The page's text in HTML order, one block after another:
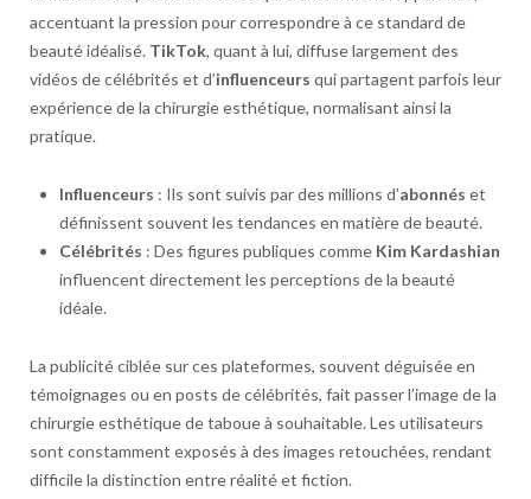
accentuant la pression pour correspondre à ce standard de
beauté idéalisé. TikTok, quant à lui, diffuse largement des
vidéos de célébrités et d’influenceurs qui partagent parfois leur
expérience de la chirurgie esthétique, normalisant ainsi la
pratique.
Influenceurs : Ils sont suivis par des millions d’abonnés et
définissent souvent les tendances en matière de beauté.
Célébrités : Des figures publiques comme Kim Kardashian
influencent directement les perceptions de la beauté
idéale.
La publicité ciblée sur ces plateformes, souvent déguisée en
témoignages ou en posts de célébrités, fait passer l’image de la
chirurgie esthétique de taboue à souhaitable. Les utilisateurs
sont constamment exposés à des images retouchées, rendant
difficile la distinction entre réalité et fiction.